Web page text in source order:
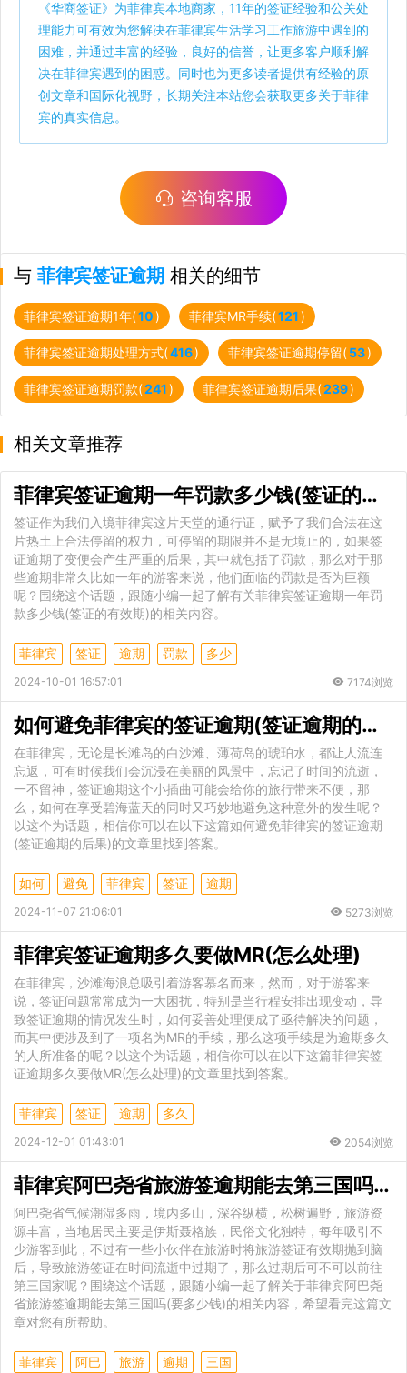
《华商签证》为菲律宾本地商家，11年的签证经验和公关处
理能力可有效为您解决在菲律宾生活学习工作旅游中遇到的
困难，并通过丰富的经验，良好的信誉，让更多客户顺利解
决在菲律宾遇到的困惑。同时也为更多读者提供有经验的原
创文章和国际化视野，长期关注本站您会获取更多关于菲律
宾的真实信息。
咨询客服
与 菲律宾签证逾期 相关的细节
菲律宾签证逾期1年(10) 菲律宾MR手续(121)
菲律宾签证逾期处理方式(416) 菲律宾签证逾期停留(53)
菲律宾签证逾期罚款(241) 菲律宾签证逾期后果(239)
相关文章推荐
菲律宾签证逾期一年罚款多少钱(签证的有效期)
签证作为我们入境菲律宾这片天堂的通行证，赋予了我们合法在这
片热土上合法停留的权力，可停留的期限并不是无境止的，如果签
证逾期了变便会产生严重的后果，其中就包括了罚款，那么对于那
些逾期非常久比如一年的游客来说，他们面临的罚款是否为巨额
呢？围绕这个话题，跟随小编一起了解有关菲律宾签证逾期一年罚
款多少钱(签证的有效期)的相关内容。
菲律宾 签证 逾期 罚款 多少
2024-10-01 16:57:01 7174浏览
如何避免菲律宾的签证逾期(签证逾期的后果)
在菲律宾，无论是长滩岛的白沙滩、薄荷岛的琥珀水，都让人流连
忘返，可有时候我们会沉浸在美丽的风景中，忘记了时间的流逝，
一不留神，签证逾期这个小插曲可能会给你的旅行带来不便，那
么，如何在享受碧海蓝天的同时又巧妙地避免这种意外的发生呢？
以这个为话题，相信你可以在以下这篇如何避免菲律宾的签证逾期
(签证逾期的后果)的文章里找到答案。
如何 避免 菲律宾 签证 逾期
2024-11-07 21:06:01 5273浏览
菲律宾签证逾期多久要做MR(怎么处理)
在菲律宾，沙滩海浪总吸引着游客慕名而来，然而，对于游客来
说，签证问题常常成为一大困扰，特别是当行程安排出现变动，导
致签证逾期的情况发生时，如何妥善处理便成了亟待解决的问题，
而其中便涉及到了一项名为MR的手续，那么这项手续是为逾期多久
的人所准备的呢？以这个为话题，相信你可以在以下这篇菲律宾签
证逾期多久要做MR(怎么处理)的文章里找到答案。
菲律宾 签证 逾期 多久
2024-12-01 01:43:01 2054浏览
菲律宾阿巴尧省旅游签逾期能去第三国吗(要多少钱)
阿巴尧省气候潮湿多雨，境内多山，深谷纵横，松树遍野，旅游资
源丰富，当地居民主要是伊斯聂格族，民俗文化独特，每年吸引不
少游客到此，不过有一些小伙伴在旅游时将旅游签证有效期抛到脑
后，导致旅游签证在时间流逝中过期了，那么过期后可不可以前往
第三国家呢？围绕这个话题，跟随小编一起了解关于菲律宾阿巴尧
省旅游签逾期能去第三国吗(要多少钱)的相关内容，希望看完这篇文
章对您有所帮助。
菲律宾 阿巴 旅游 逾期 三国